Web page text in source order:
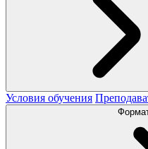
Условия обучения